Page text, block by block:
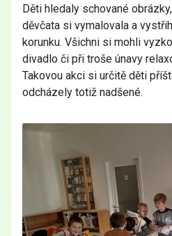
Děti hledaly schované
děvčata si vymalovala a
korunku. Všichni si mohli
divadlo či při troše únavy
Takovou akci si určitě děti
odcházely totiž nadšené.